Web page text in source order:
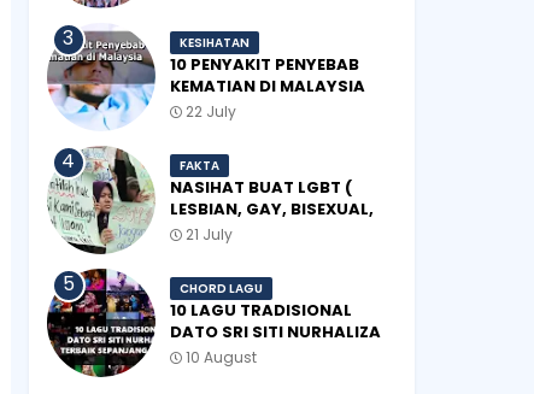
KESIHATAN
10 PENYAKIT PENYEBAB
KEMATIAN DI MALAYSIA
22 July
FAKTA
NASIHAT BUAT LGBT (
LESBIAN, GAY, BISEXUAL,
TRANSGENDER)
21 July
CHORD LAGU
10 LAGU TRADISIONAL
DATO SRI SITI NURHALIZA
TERBAIK SEPANJANG
10 August